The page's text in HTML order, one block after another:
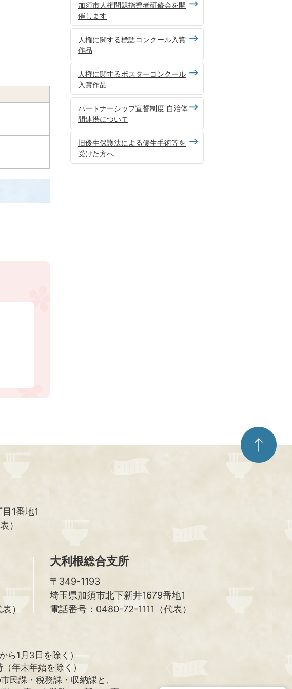
加須市人権問題指導者研修会を開
催します
人権に関する標語コンクール入賞
作品
人権に関するポスターコンクール
入賞作品
パートナーシップ宣誓制度 自治体
間連携について
旧優生保護法による優生手術等を
受けた方へ
ペ
ー
ジ
1番地1
）
）
大利根総合支所
〒349-1193
埼玉県加須市北下新井1679番地1
電話番号：0480-72-1111（代表）
ら1月3日を除く）
年末年始を除く）
民課・税務課・収納課と、